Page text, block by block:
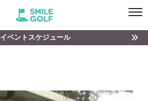
イベントスケジュール